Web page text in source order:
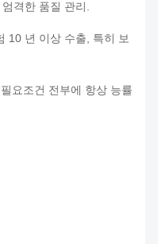
격한 품질 관리.
10 년 이상 수출, 특히 보
요조건 전부에 항상 능률